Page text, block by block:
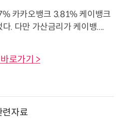
카카오뱅크 3.81% 케이뱅크
. 다만 가산금리가 케이뱅....
로가기 >
련자료